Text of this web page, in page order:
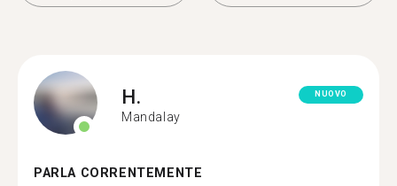
H.
Mandalay
NUOVO
PARLA CORRENTEMENTE